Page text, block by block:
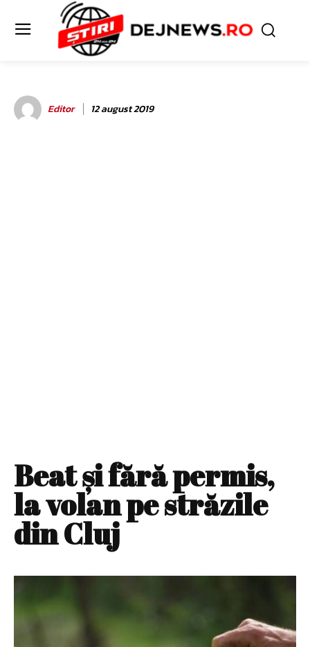
Editor 12 august 2019
Beat şi fără permis,
la volan pe străzile
din Cluj